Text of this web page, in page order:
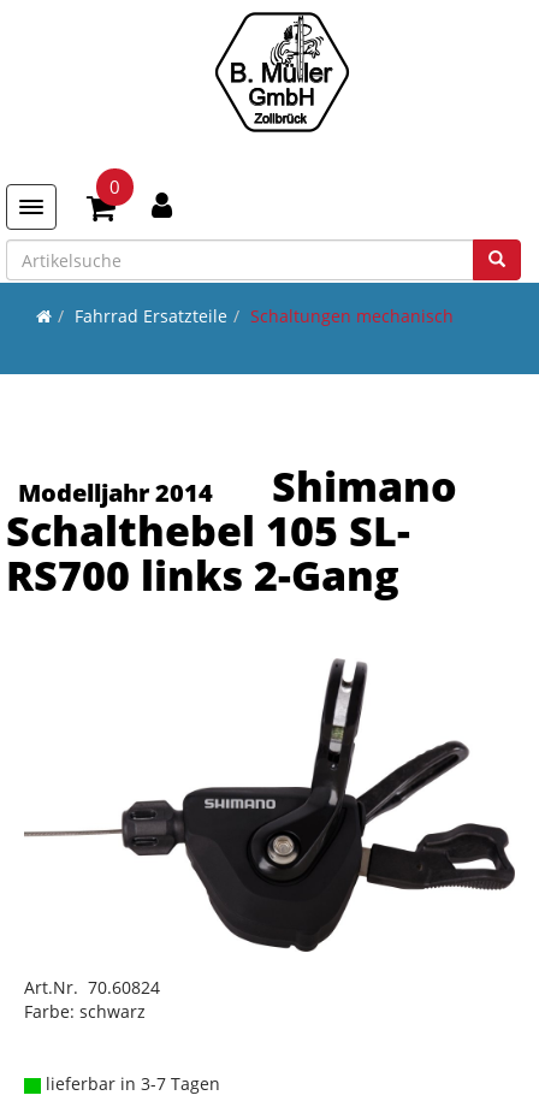
Toggle navigation
0
Fahrrad Ersatzteile Schaltungen mechanisch
Modelljahr 2014
Shimano
Schalthebel 105 SL-
RS700 links 2-Gang
Art.Nr. 70.60824
Farbe: schwarz
lieferbar in 3-7 Tagen